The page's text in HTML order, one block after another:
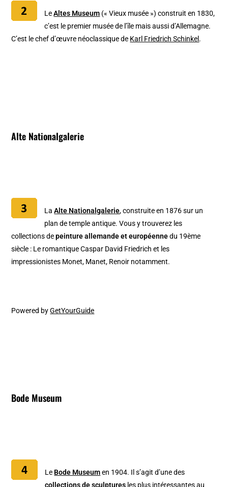
LeAltes Museum (« Vieux musée ») construit en 1830,
c’est le premier musée de l’île mais aussi d’Allemagne.
C’est le chef d’œuvre néoclassique de Karl Friedrich Schinkel .
Alte Nationalgalerie
LaAlte Nationalgalerie, construite en 1876 sur un
plan de temple antique. Vous y trouverez les
collections depeinture allemande et européennedu 19ème
siècle : Le romantique Caspar David Friedrich et les
impressionistes Monet, Manet, Renoir notamment.
Powered byGetYourGuide
Bode Museum
Le Bode Museumen 1904. Il s’agit d’une des
collections de sculptures les plus intéressantes au